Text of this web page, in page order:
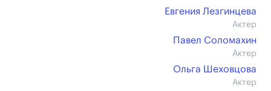
Евгения Лезгинцева
Актер
Павел Соломахин
Актер
Ольга Шеховцова
Актер